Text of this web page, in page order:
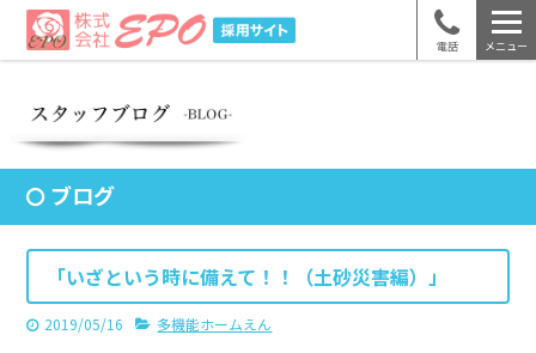
電話 メニュー
ブログ
「いざという時に備えて！！（土砂災害編）」
2019/05/16 多機能ホームえん